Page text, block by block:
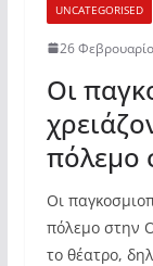
UNCATEGORISED
26
Οι
πόλεμο
Οι
πόλεμο στην
το θέατρο,